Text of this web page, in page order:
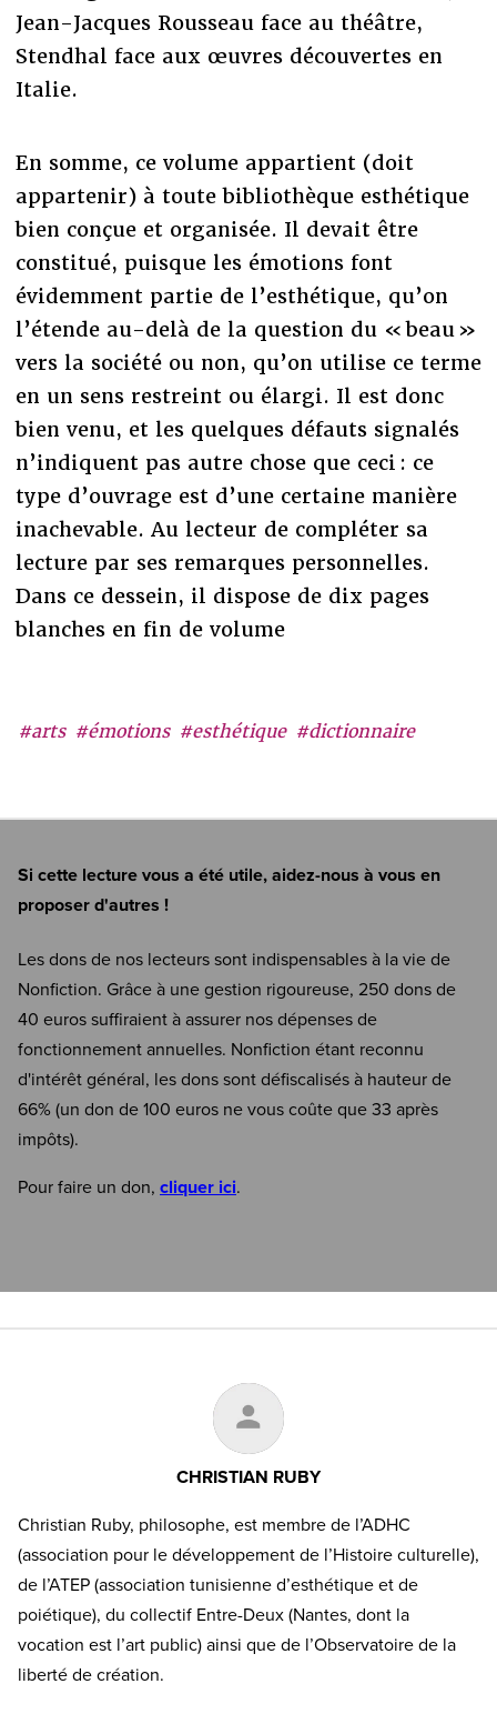
#arts #émotions #esthétique #dictionnaire
Jean-Jacques Rousseau face au théâtre,
Stendhal face aux œuvres découvertes en
Italie.
En somme, ce volume appartient (doit
appartenir) à toute bibliothèque esthétique
bien conçue et organisée. Il devait être
constitué, puisque les émotions font
évidemment partie de l’esthétique, qu’on
l’étende au-delà de la question du « beau »
vers la société ou non, qu’on utilise ce terme
en un sens restreint ou élargi. Il est donc
bien venu, et les quelques défauts signalés
n’indiquent pas autre chose que ceci : ce
type d’ouvrage est d’une certaine manière
inachevable. Au lecteur de compléter sa
lecture par ses remarques personnelles.
Dans ce dessein, il dispose de dix pages
blanches en fin de volume
Si cette lecture vous a été utile, aidez-nous à vous en
proposer d'autres !
Les dons de nos lecteurs sont indispensables à la vie de
Nonfiction. Grâce à une gestion rigoureuse, 250 dons de
40 euros suffiraient à assurer nos dépenses de
fonctionnement annuelles. Nonfiction étant reconnu
d'intérêt général, les dons sont défiscalisés à hauteur de
66% (un don de 100 euros ne vous coûte que 33 après
impôts).
Pour faire un don, cliquer ici.
CHRISTIAN RUBY
Christian Ruby, philosophe, est membre de l’ADHC
(association pour le développement de l’Histoire culturelle),
de l’ATEP (association tunisienne d’esthétique et de
poiétique), du collectif Entre-Deux (Nantes, dont la
vocation est l’art public) ainsi que de l’Observatoire de la
liberté de création.